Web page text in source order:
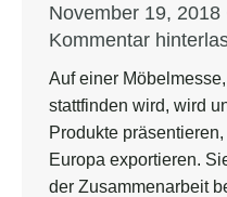
November 19, 2018
Kommentar
Auf einer
stattfinden wird, wird
Produkte
Europa exportieren.
der Zusammenarbeit